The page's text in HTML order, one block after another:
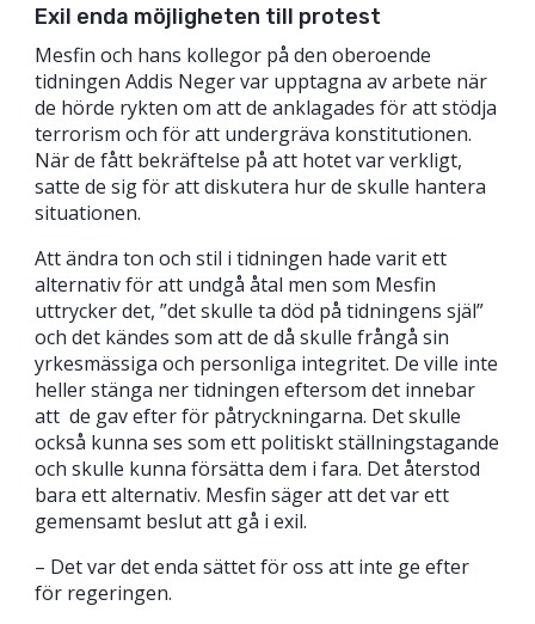
Exil enda möjligheten till protest
Mesfin och hans kollegor på den oberoende
tidningen Addis Neger var upptagna av arbete när
de hörde rykten om att de anklagades för att stödja
terrorism och för att undergräva konstitutionen.
När de fått bekräftelse på att hotet var verkligt,
satte de sig för att diskutera hur de skulle hantera
situationen.
Att ändra ton och stil i tidningen hade varit ett
alternativ för att undgå åtal men som Mesfin
uttrycker det, ”det skulle ta död på tidningens själ”
och det kändes som att de då skulle frångå sin
yrkesmässiga och personliga integritet. De ville inte
heller stänga ner tidningen eftersom det innebar
att de gav efter för påtryckningarna. Det skulle
också kunna ses som ett politiskt ställningstagande
och skulle kunna försätta dem i fara. Det återstod
bara ett alternativ. Mesfin säger att det var ett
gemensamt beslut att gå i exil.
– Det var det enda sättet för oss att inte ge efter
för regeringen.